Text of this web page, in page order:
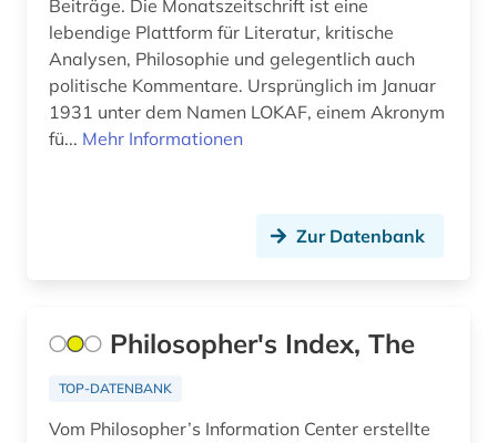
lexikologie (2)
linguistik (5)
literatur (16)
management (2)
Beiträge. Die Monatszeitschrift ist eine
lebendige Plattform für Literatur, kritische
Analysen, Philosophie und gelegentlich auch
politische Kommentare. Ursprünglich im Januar
1931 unter dem Namen LOKAF, einem Akronym
fü... Mehr Informationen
Zur Datenbank
Philosopher's Index, The
TOP-DATENBANK
Vom Philosopher’s Information Center erstellte